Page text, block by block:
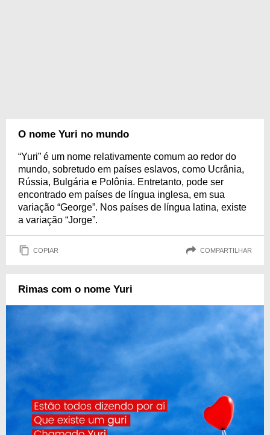
O nome Yuri no mundo
“Yuri” é um nome relativamente comum ao redor do
mundo, sobretudo em países eslavos, como Ucrânia,
Rússia, Bulgária e Polônia. Entretanto, pode ser
encontrado em países de língua inglesa, em sua
variação “George”. Nos países de língua latina, existe
a variação “Jorge”.
COPIAR COMPARTILHAR
Rimas com o nome Yuri